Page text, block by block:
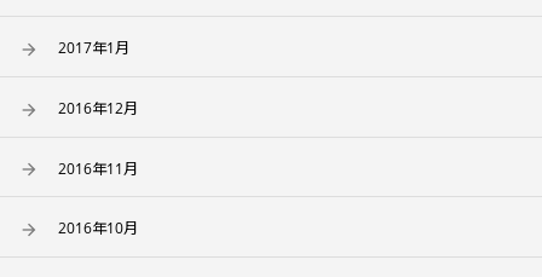
2017年1月
2016年12月
2016年11月
2016年10月